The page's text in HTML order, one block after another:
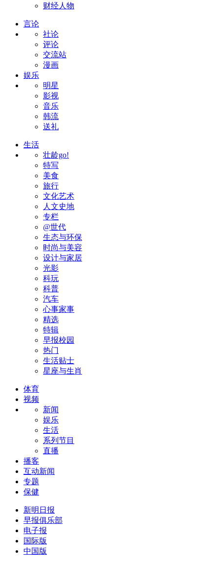
财经人物
言论
社论
评论
交流站
漫画
娱乐
明星
影视
音乐
韩流
送礼
生活
壮龄go!
特写
美食
旅行
文化艺术
人文史地
专栏
@世代
生态与环保
时尚与美容
设计与家居
光影
科玩
科普
汽车
心事家事
精选
特辑
早报校园
热门
生活贴士
星座与生肖
体育
视频
新闻
娱乐
生活
系列节目
直播
播客
互动新闻
专题
保健
新明日报
早报俱乐部
电子报
国际版
中国版